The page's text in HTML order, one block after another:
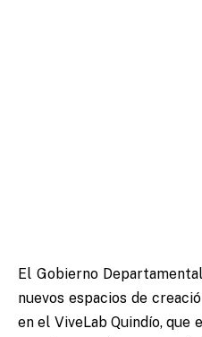
El Gobierno
nuevos espacios de
en el ViveLab Quindío, que